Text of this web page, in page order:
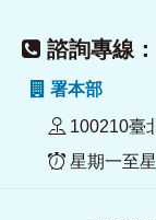
諮詢專線
署本部
100210臺
星期一至